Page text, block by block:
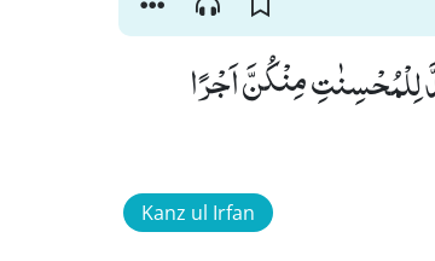
لِلْمُحْسِنٰتِ مِنْكُنَّ اَجْرًا
Kanz ul Irfan